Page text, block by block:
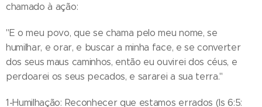
chamado à ação:
"E o meu povo, que se chama pelo meu nome, se
humilhar, e orar, e buscar a minha face, e se converter
dos seus maus caminhos, então eu ouvirei dos céus, e
perdoarei os seus pecados, e sararei a sua terra."
1-Humilhação: Reconhecer que estamos errados (Is 6:5: